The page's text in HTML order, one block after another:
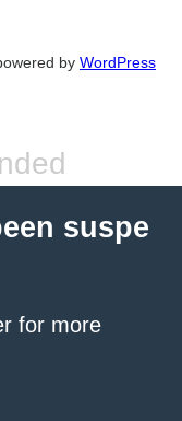
by WordPress
suspe
for more